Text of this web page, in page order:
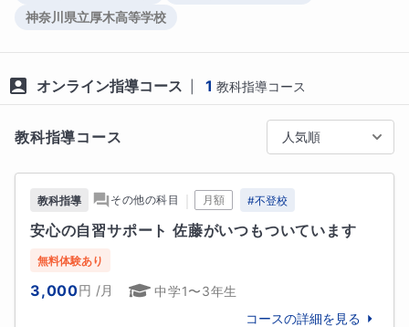
文学を学びたく、最初は文系の大学に入りましたが、
た。
なべつぐ先生の魔法のような教え方をしたい、とわた
しの見本とさせていただいています。
ひとりだとできない。でもいい先生に教わるとでき
る。この違いは何なのでしょう。
どちらも自分が勉強していることに変わりはありませ
掘することなのです。これはひとりではなかなかでき
神奈川県立厚木高等学校
オンライン指導コース 1 教科指導コース
教科指導コース 人気順
教科指導 その他の科目 月額 #不登校
安心の自習サポート 佐藤がいつもついています
無料体験あり
3,000円 /月
中学1〜3年生
コースの詳細を見る